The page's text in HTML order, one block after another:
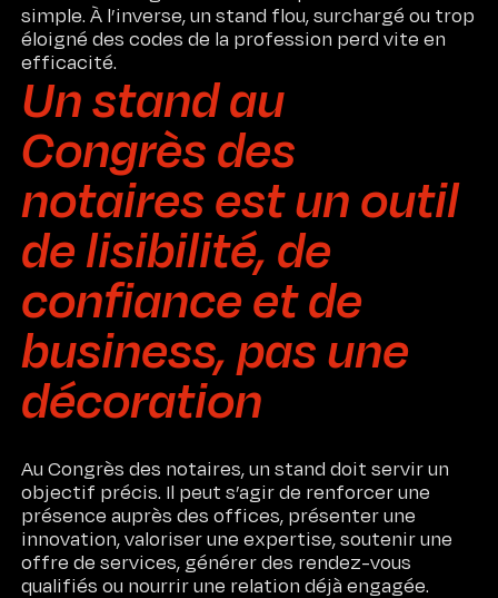
simple. À l’inverse, un stand flou, surchargé ou trop
éloigné des codes de la profession perd vite en
efficacité.
Un stand au
Congrès des
notaires est un outil
de lisibilité, de
confiance et de
business, pas une
décoration
Au Congrès des notaires, un stand doit servir un
objectif précis. Il peut s’agir de renforcer une
présence auprès des offices, présenter une
innovation, valoriser une expertise, soutenir une
offre de services, générer des rendez-vous
qualifiés ou nourrir une relation déjà engagée.